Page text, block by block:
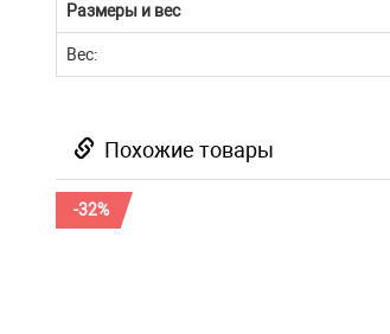
Размеры и вес
Вес:
Похожие товары
-32%